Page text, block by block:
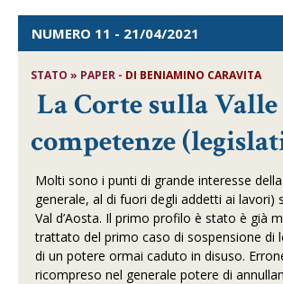
NUMERO 11 - 21/04/2021
STATO » PAPER - DI BENIAMINO CARAVITA
La Corte sulla
competenze
Molti sono i punti di grande interesse
generale, al di fuori degli addetti ai lavori)
Val d’Aosta. Il primo profilo è stato è già
trattato del primo caso di sospensione di
di un potere ormai caduto in disuso.
ricompreso nel generale potere di